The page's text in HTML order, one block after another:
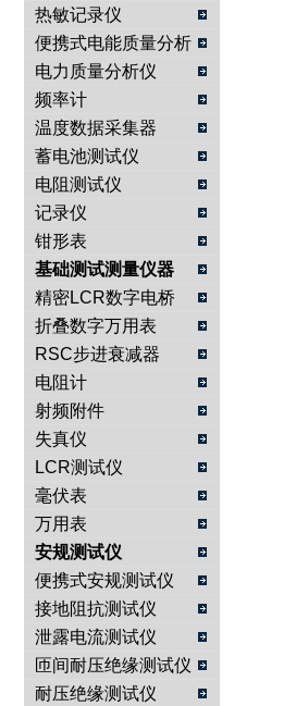
热敏记录仪
便携式电能质量分析
仪
电力质量分析仪
频率计
温度数据采集器
蓄电池测试仪
电阻测试仪
记录仪
钳形表
基础测试测量仪器
精密LCR数字电桥
折叠数字万用表
RSC步进衰减器
电阻计
射频附件
失真仪
LCR测试仪
毫伏表
万用表
安规测试仪
便携式安规测试仪
接地阻抗测试仪
泄露电流测试仪
匝间耐压绝缘测试仪
耐压绝缘测试仪